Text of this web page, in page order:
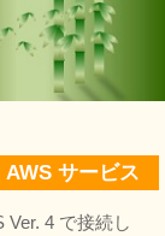
サービス
4 で接続し